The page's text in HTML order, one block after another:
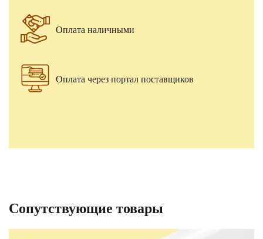
Оплата наличными
Оплата через портал поставщиков
Сопутствующие товары